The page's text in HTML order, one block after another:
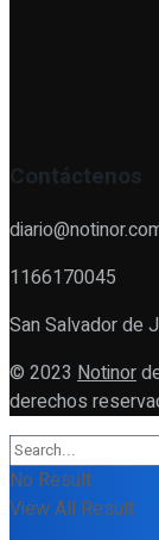
Contáctenos
1166170045
San Salvador de
© 2023 Notinor
derechos
No Result
View All Result